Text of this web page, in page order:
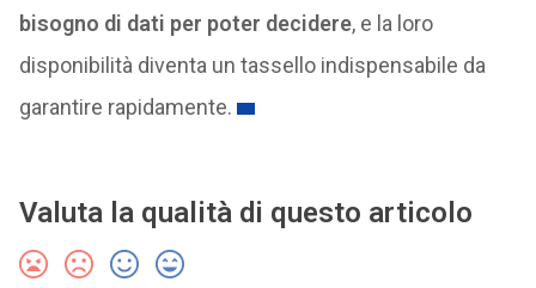
bisogno di dati per poter decidere, e la loro
disponibilità diventa un tassello indispensabile da
garantire rapidamente.
Valuta la qualità di questo articolo